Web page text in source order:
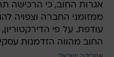
אגרות החוב, כי הרכישה
ממזומני החברה וצפויה
עודפת. על פי
החוב מהווה הזדמנות